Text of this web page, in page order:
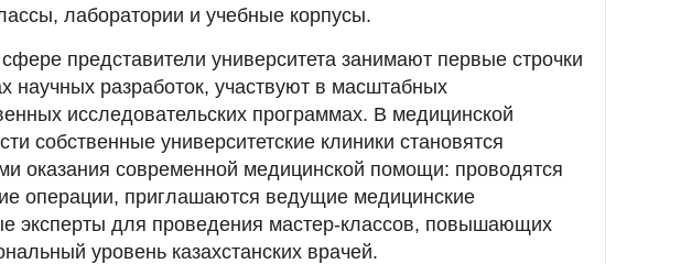
лаборатории и учебные корпусы.
представители университета занимают первые строчки
научных разработок, участвуют в масштабных
исследовательских программах. В медицинской
собственные университетские клиники становятся
оказания современной медицинской помощи: проводятся
операции, приглашаются ведущие медицинские
эксперты для проведения мастер-классов, повышающих
уровень казахстанских врачей.